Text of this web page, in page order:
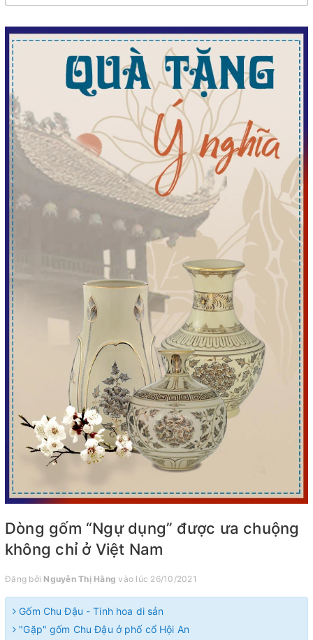
Dòng gốm “Ngự dụng” được ưa chuộng
không chỉ ở Việt Nam
Đăng bởi Nguyễn Thị Hằng vào lúc 26/10/2021
Gốm Chu Đậu - Tinh hoa di sản
"Gặp" gốm Chu Đậu ở phố cổ Hội An